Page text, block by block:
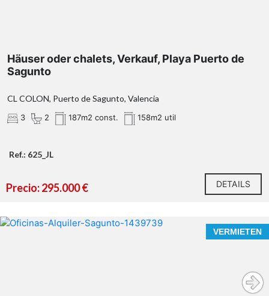
Häuser oder chalets, Verkauf, Playa Puerto de
Sagunto
CL COLON, Puerto de Sagunto, Valencia
3 2 187m2 const. 158m2 util
Ref.: 625_JL
Precio: 295.000 € DETAILS
VERMIETEN